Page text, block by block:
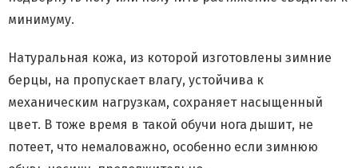
минимуму.
Натуральная кожа, из которой изготовлены зимние
берцы, на пропускает влагу, устойчива к
механическим нагрузкам, сохраняет насыщенный
цвет. В тоже время в такой обучи нога дышит, не
потеет, что немаловажно, особенно если зимнюю